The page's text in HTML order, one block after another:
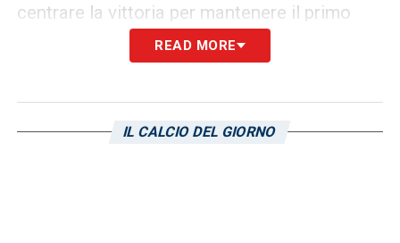
centrare la vittoria per mantenere il primo
posto in classifica. Parallelamente infatti ci
sarà lo scontro diretto traIntere
contro i pari età nerazzurri non possono
READ MORE
IL CALCIO DEL GIORNO